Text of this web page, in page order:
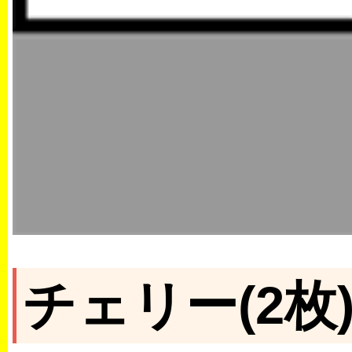
チェリー(2枚